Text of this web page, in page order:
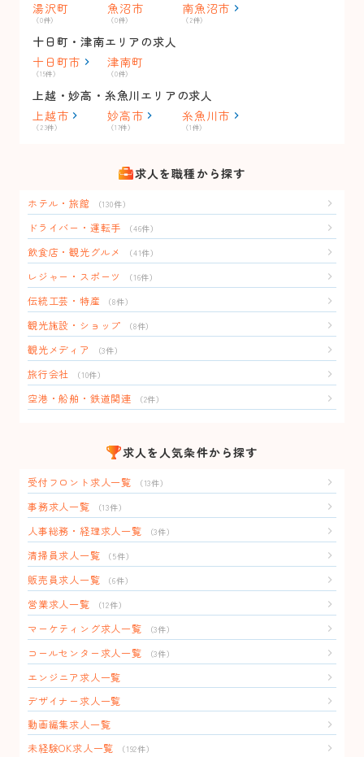
湯沢町
（0件）
魚沼市
（0件）
南魚沼市
（2件）
十日町・津南エリアの求人
十日町市
（15件）
津南町
（0件）
上越・妙高・糸魚川エリアの求人
上越市
（23件）
妙高市
（17件）
糸魚川市
（1件）
求人を職種から探す
ホテル・旅館 （130件）
ドライバー・運転手 （46件）
飲食店・観光グルメ （41件）
レジャー・スポーツ （16件）
伝統工芸・特産 （8件）
観光施設・ショップ （8件）
観光メディア （3件）
旅行会社 （10件）
空港・船舶・鉄道関連 （2件）
求人を人気条件から探す
受付フロント求人一覧 （13件）
事務求人一覧 （13件）
人事総務・経理求人一覧 （3件）
清掃員求人一覧 （5件）
販売員求人一覧 （6件）
営業求人一覧 （12件）
マーケティング求人一覧 （3件）
コールセンター求人一覧 （3件）
エンジニア求人一覧
デザイナー求人一覧
動画編集求人一覧
未経験OK求人一覧
（192件）